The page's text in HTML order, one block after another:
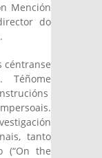
Mención
do
céntranse
Téñome
tanto
(“On the